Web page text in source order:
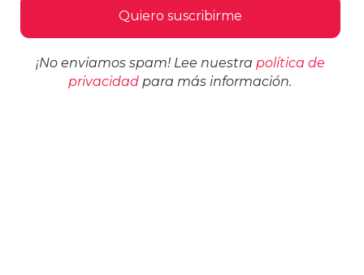
¡No enviamos spam! Lee nuestra política de
privacidad para más información.